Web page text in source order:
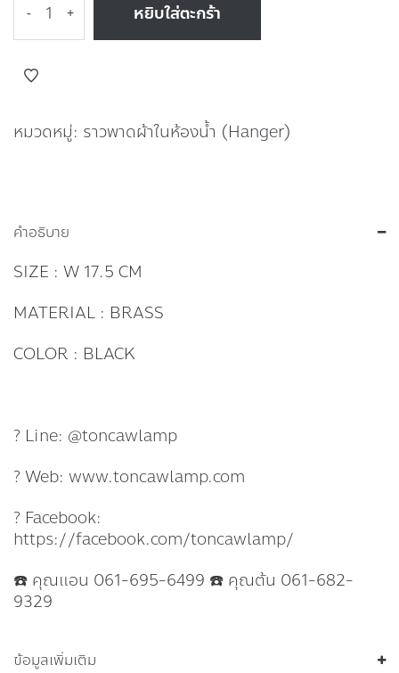
- + หยิบใส่ตะกร้า
หมวดหมู่: ราวพาดผ้าในห้องน้ำ (Hanger)
คำอธิบาย
SIZE : W 17.5 CM
MATERIAL : BRASS
COLOR : BLACK
? Line: @toncawlamp
? Web: www.toncawlamp.com
? Facebook:
https://facebook.com/toncawlamp/
☎️ คุณแอน 061-695-6499 ☎️ คุณต้น 061-682-
9329
ข้อมูลเพิ่มเติม